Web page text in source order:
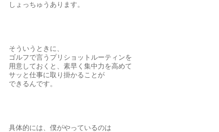
しょっちゅうあります。
そういうときに、
ゴルフで言うプリショットルーティンを
用意しておくと、素早く集中力を高めて
サッと仕事に取り掛かることが
できるんです。
具体的には、僕がやっているのは